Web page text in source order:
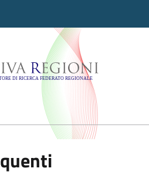
Regioni -